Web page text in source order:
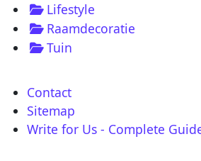
Lifestyle
Raamdecoratie
Tuin
Contact
Sitemap
Write for Us - Complete